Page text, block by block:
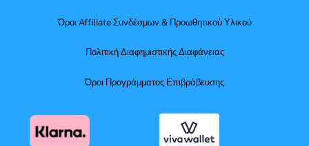
Όροι Affiliate Συνδέσμων & Προωθητικού Υλικού
Πολιτική Διαφημιστικής Διαφάνειας
Όροι Προγράμματος Επιβράβευσης